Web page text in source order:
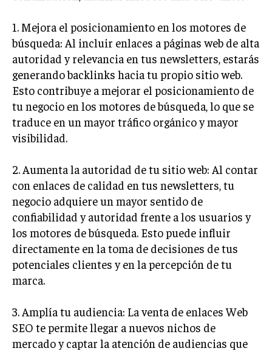
LIDERAZGO
HABILIDADES DIRECTIVAS
PLANIFICACIÓN EMPRESARIAL
FINANZAS
FINANZAS Y CONTABILIDAD
GESTIÓN DE RECURSOS FINANCIEROS
CONTABILIDAD EMPRESARIAL
ECONOMÍA EMPRESARIAL
INTERNACIONAL
NEGOCIOS INTERNACIONALES
COMERCIO INTERNACIONAL
IMPORTACIÓN Y EXPORTACIÓN
ALIANZAS ESTRATÉGICAS
1. Mejora el posicionamiento en los motores de
búsqueda: Al incluir enlaces a páginas web de alta
autoridad y relevancia en tus newsletters, estarás
generando backlinks hacia tu propio sitio web.
Esto contribuye a mejorar el posicionamiento de
tu negocio en los motores de búsqueda, lo que se
traduce en un mayor tráfico orgánico y mayor
visibilidad.
2. Aumenta la autoridad de tu sitio web: Al contar
con enlaces de calidad en tus newsletters, tu
negocio adquiere un mayor sentido de
confiabilidad y autoridad frente a los usuarios y
los motores de búsqueda. Esto puede influir
directamente en la toma de decisiones de tus
potenciales clientes y en la percepción de tu
marca.
3. Amplía tu audiencia: La venta de enlaces Web
SEO te permite llegar a nuevos nichos de
mercado y captar la atención de audiencias que